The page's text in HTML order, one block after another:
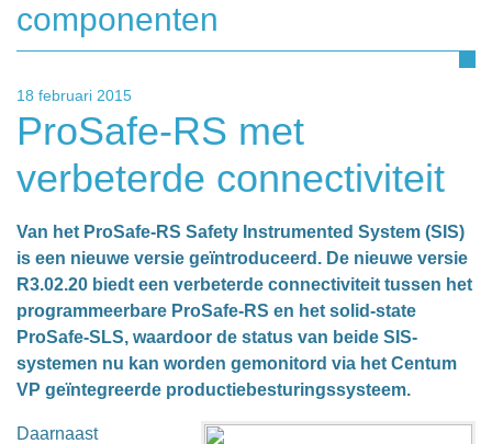
componenten
18 februari 2015
ProSafe-RS met
verbeterde connectiviteit
Van het ProSafe-RS Safety Instrumented System (SIS)
is een nieuwe versie geïntroduceerd. De nieuwe versie
R3.02.20 biedt een verbeterde connectiviteit tussen het
programmeerbare ProSafe-RS en het solid-state
ProSafe-SLS, waardoor de status van beide SIS-
systemen nu kan worden gemonitord via het Centum
VP geïntegreerde productiebesturingssysteem.
Daarnaast